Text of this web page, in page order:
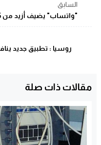
السابق
"واتساب" يضيف أزيد من 15 ميزة جديدة لخدماته
روسيا : تطبيق جديد
مقالات ذات صلة